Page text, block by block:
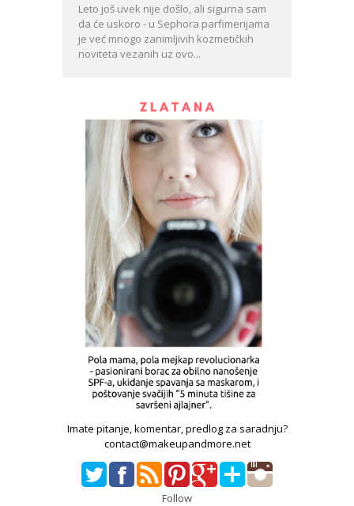
Leto još uvek nije došlo, ali sigurna sam
da će uskoro - u Sephora parfimerijama
je već mnogo zanimljivih kozmetičkih
noviteta vezanih uz ovo...
Imate pitanje, komentar, predlog za saradnju?
contact@makeupandmore.net
Follow